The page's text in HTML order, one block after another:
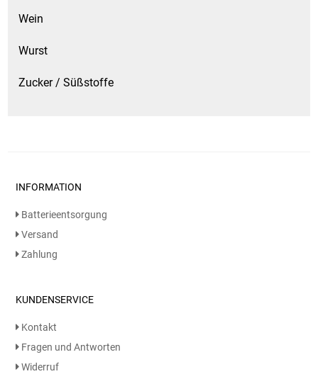
Wein
Wurst
Zucker / Süßstoffe
INFORMATION
Batterieentsorgung
Versand
Zahlung
KUNDENSERVICE
Kontakt
Fragen und Antworten
Widerruf